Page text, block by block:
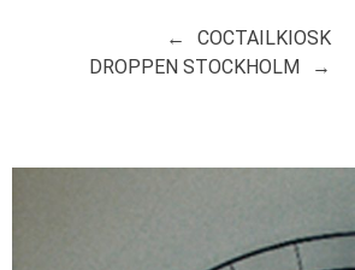
COCTAILKIOSK
DROPPEN STOCKHOLM